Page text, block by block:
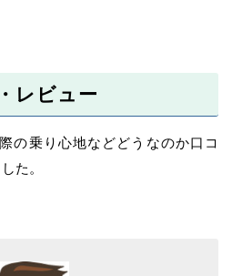
レビュー
の乗り心地などどうなのか口コ
た。